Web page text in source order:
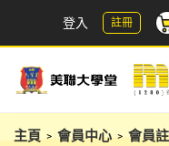
登入 註冊
主頁 > 會員中心 > 會員